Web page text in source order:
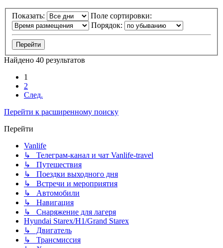
Показать:
Поле сортировки:
Порядок:
Найдено 40 результатов
1
2
След.
Перейти к расширенному поиску
Перейти
Vanlife
↳ Телеграм-канал и чат Vanlife-travel
↳ Путешествия
↳ Поездки выходного дня
↳ Встречи и мероприятия
↳ Автомобили
↳ Навигация
↳ Снаряжение для лагеря
Hyundai Starex/H1/Grand Starex
↳ Двигатель
↳ Трансмиссия